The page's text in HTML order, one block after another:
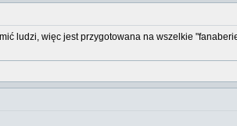
ludzi, więc jest przygotowana na wszelkie